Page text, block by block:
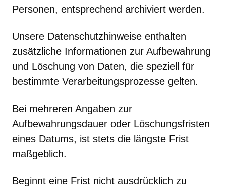
Personen, entsprechend archiviert werden.
Unsere Datenschutzhinweise enthalten
zusätzliche Informationen zur Aufbewahrung
und Löschung von Daten, die speziell für
bestimmte Verarbeitungsprozesse gelten.
Bei mehreren Angaben zur
Aufbewahrungsdauer oder Löschungsfristen
eines Datums, ist stets die längste Frist
maßgeblich.
Beginnt eine Frist nicht ausdrücklich zu